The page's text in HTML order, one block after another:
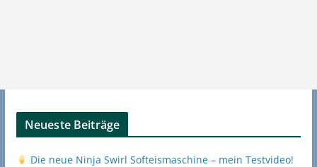
Neueste Beiträge
Die neue Ninja Swirl Softeismaschine – mein Testvideo!